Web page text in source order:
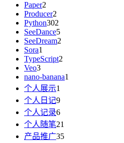
Paper2
Producer2
Python302
SeeDance5
SeeDream2
Sora1
TypeScript2
Veo3
nano-banana1
个人展示1
个人日记9
个人记录6
个人随笔21
产品推广35